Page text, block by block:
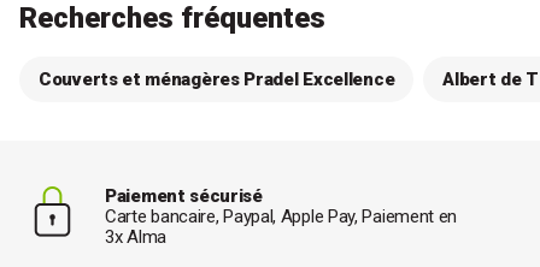
Recherches fréquentes
Couverts et ménagères Pradel Excellence Albert de
Paiement sécurisé
Carte bancaire, Paypal, Apple Pay, Paiement en
3x Alma